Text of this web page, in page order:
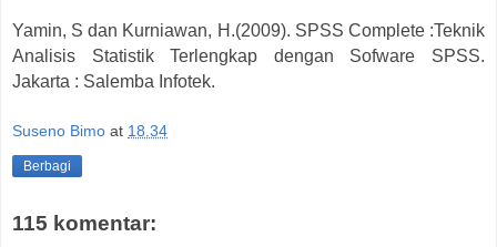
Yamin, S dan Kurniawan, H.(2009). SPSS Complete :Teknik
Analisis Statistik Terlengkap dengan Sofware SPSS.
Jakarta : Salemba Infotek.
Suseno Bimo at 18.34
Berbagi
115 komentar: